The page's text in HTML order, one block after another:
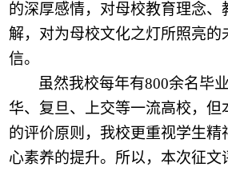
的深厚感情，对母校教育理念、
解，对为母校文化之灯所照亮的
信。
虽然我校每年有800余名毕
华、复旦、上交等一流高校，但
的评价原则，我校更重视学生精
心素养的提升。所以，本次征文